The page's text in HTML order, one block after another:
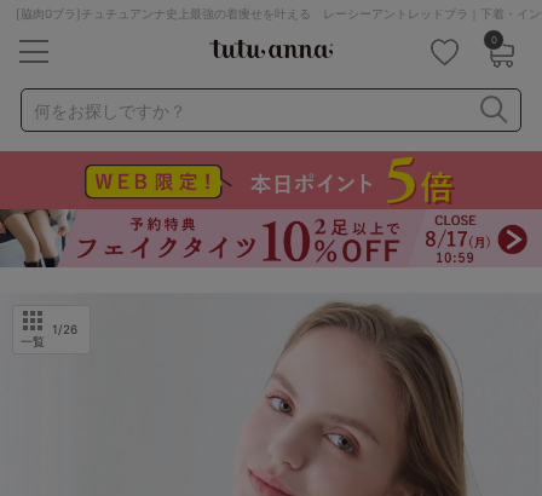
[脇肉0ブラ]チュチュアンナ史上最強の着痩せを叶える レーシーアントレッドブラ｜下着・イ
0
何をお探しですか？
ナイトブラ ノンワイヤー 特盛ブラ
チューブトップ
折り畳み
パジャマ ストッキング
キャミソール
カテゴリから探す
ライフスタイル
一覧
1/26